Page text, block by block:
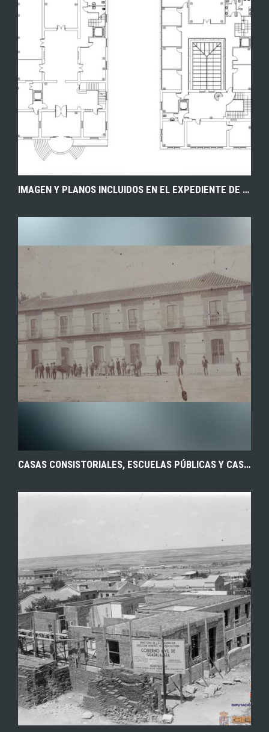
EXPLORAR ZOOM
EXPLORAR ZOOM
IMAGEN Y PLANOS INCLUIDOS EN EL EXPEDIENTE DE DECLARACIÓN DE BIENES DE INTERÉS CULTURAL DEL EDIFICIO DEL AYUNTAMIENTO DE YUNCOS (TOLEDO), CONSTRUIDO POR EL ARQUITECTO NARCISO CLAVERÍA EN 1926, EN ESTILO NEOMUDÉJAR. 1996. ARCHIVO MUNICIPAL DE YUNCOS.
EXPLORAR ZOOM
CASAS CONSISTORIALES, ESCUELAS PÚBLICAS Y CASA PARA LOS PROFESORES EN CHOZAS DE CANALES (TOLEDO), OBRA DEL ARQUITECTO PROVINCIAL EZEQUIEL MARTÍN. 1904. ARCHIVO MUNICIPAL DE CHOZAS DE CANALES.